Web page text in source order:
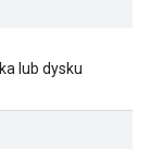
lub dysku